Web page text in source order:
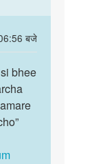
बजे
bhee